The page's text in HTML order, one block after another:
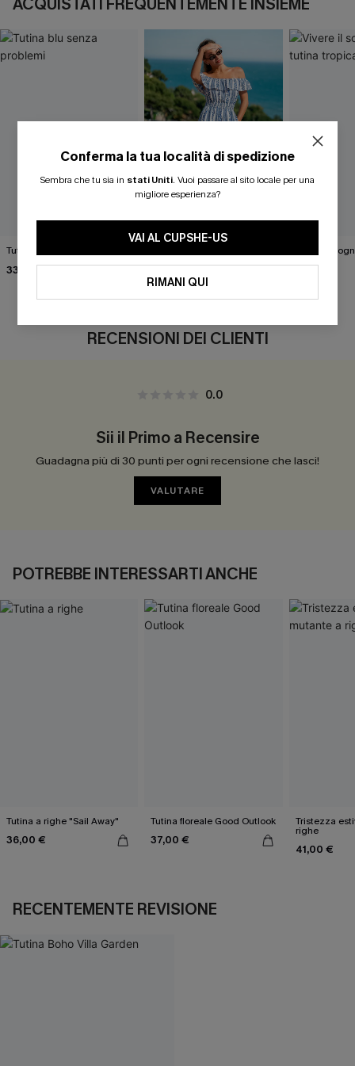
Tutina blu senza problemi
33,00 €
43,00 €
Vivere il
RECENSIONI DEI CLIENTI
0.0
Sii il Primo a Recensire
Guadagna più di 30 punti per ogni recensione che lasci!
VALUTARE
POTREBBE INTERESSARTI ANCHE
Tutina a righe "Sail Away"
36,00 €
Tutina floreale Good Outlook
37,00 €
Tristezza
righe
41,00 €
RECENTEMENTE REVISIONE
Conferma la tua località di spedizione
Sembra che tu sia in stati Uniti. Vuoi passare al sito locale per una
migliore esperienza?
VAI AL CUPSHE-US
RIMANI QUI